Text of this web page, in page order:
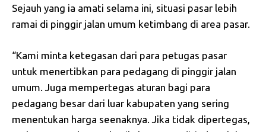
Sejauh yang ia amati selama ini, situasi pasar lebih
ramai di pinggir jalan umum ketimbang di area pasar.
“Kami minta ketegasan dari para petugas pasar
untuk menertibkan para pedagang di pinggir jalan
umum. Juga mempertegas aturan bagi para
pedagang besar dari luar kabupaten yang sering
menentukan harga seenaknya. Jika tidak dipertegas,